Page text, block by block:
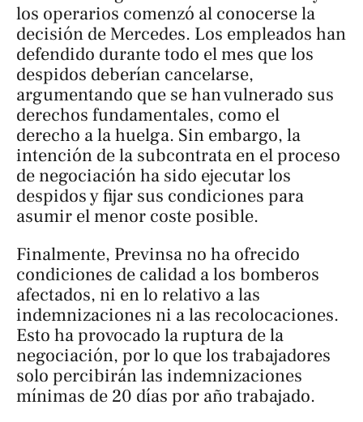
los operarios comenzó al conocerse la
decisión de Mercedes. Los empleados han
defendido durante todo el mes que los
despidos deberían cancelarse,
argumentando que se han vulnerado sus
derechos fundamentales, como el
derecho a la huelga. Sin embargo, la
intención de la subcontrata en el proceso
de negociación ha sido ejecutar los
despidos y fijar sus condiciones para
asumir el menor coste posible.
Finalmente, Previnsa no ha ofrecido
condiciones de calidad a los bomberos
afectados, ni en lo relativo a las
indemnizaciones ni a las recolocaciones.
Esto ha provocado la ruptura de la
negociación, por lo que los trabajadores
solo percibirán las indemnizaciones
mínimas de 20 días por año trabajado.